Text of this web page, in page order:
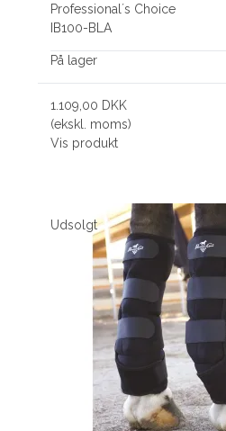
Professional´s Choice
IB100-BLA
På lager
1.109,00 DKK
(ekskl. moms)
Vis produkt
Udsolgt